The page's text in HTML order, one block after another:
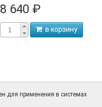
8 640 ₽
в корзину
для применения в системах